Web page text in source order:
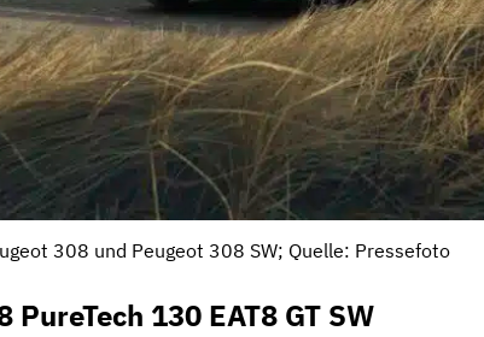
308 und Peugeot 308 SW; Quelle: Pressefoto
PureTech 130 EAT8 GT SW